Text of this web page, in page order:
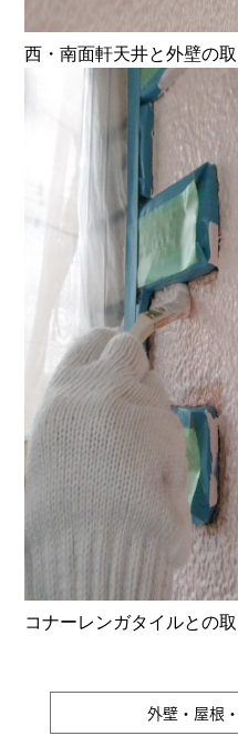
西・南面軒天井と外壁の
コナーレンガタイルとの取
外壁・屋根